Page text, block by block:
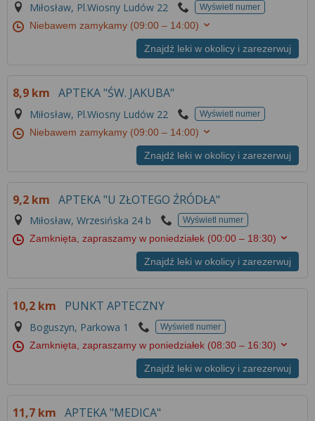
Miłosław, Pl.Wiosny Ludów 22 Wyświetl numer
Niebawem zamykamy (09:00 – 14:00)
Znajdź leki w okolicy i zarezerwuj
8,9 km APTEKA "ŚW. JAKUBA"
Miłosław, Pl.Wiosny Ludów 22 Wyświetl numer
Niebawem zamykamy (09:00 – 14:00)
Znajdź leki w okolicy i zarezerwuj
9,2 km APTEKA "U ZŁOTEGO ŹRÓDŁA"
Miłosław, Wrzesińska 24 b Wyświetl numer
Zamknięta, zapraszamy w poniedziałek (00:00 – 18:30)
Znajdź leki w okolicy i zarezerwuj
10,2 km PUNKT APTECZNY
Boguszyn, Parkowa 1 Wyświetl numer
Zamknięta, zapraszamy w poniedziałek (08:30 – 16:30)
Znajdź leki w okolicy i zarezerwuj
11,7 km APTEKA "MEDICA"